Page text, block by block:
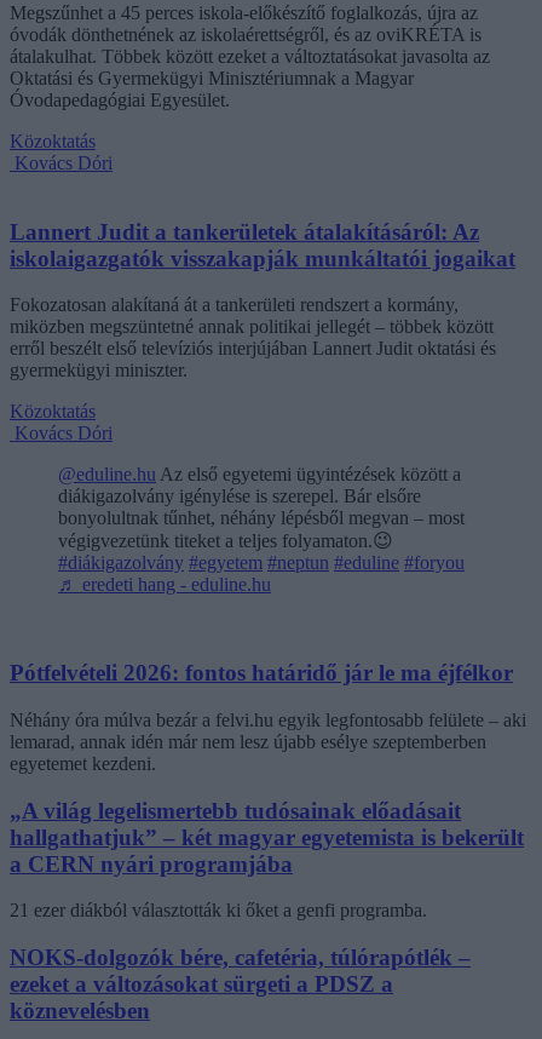
Megszűnhet a 45 perces iskola-előkészítő foglalkozás, újra az
óvodák dönthetnének az iskolaérettségről, és az oviKRÉTA is
átalakulhat. Többek között ezeket a változtatásokat javasolta az
Oktatási és Gyermekügyi Minisztériumnak a Magyar
Óvodapedagógiai Egyesület.
Közoktatás
Kovács Dóri
Lannert Judit a tankerületek átalakításáról: Az
iskolaigazgatók visszakapják munkáltatói jogaikat
Fokozatosan alakítaná át a tankerületi rendszert a kormány,
miközben megszüntetné annak politikai jellegét – többek között
erről beszélt első televíziós interjújában Lannert Judit oktatási és
gyermekügyi miniszter.
Közoktatás
Kovács Dóri
@eduline.hu Az első egyetemi ügyintézések között a
diákigazolvány igénylése is szerepel. Bár elsőre
bonyolultnak tűnhet, néhány lépésből megvan – most
végigvezetünk titeket a teljes folyamaton.😉
#diákigazolvány #egyetem #neptun #eduline #foryou
♬ eredeti hang - eduline.hu
Pótfelvételi 2026: fontos határidő jár le ma éjfélkor
Néhány óra múlva bezár a felvi.hu egyik legfontosabb felülete – aki
lemarad, annak idén már nem lesz újabb esélye szeptemberben
egyetemet kezdeni.
„A világ legelismertebb tudósainak előadásait
hallgathatjuk” – két magyar egyetemista is bekerült
a CERN nyári programjába
21 ezer diákból választották ki őket a genfi programba.
NOKS-dolgozók bére, cafetéria, túlórapótlék –
ezeket a változásokat sürgeti a PDSZ a
köznevelésben